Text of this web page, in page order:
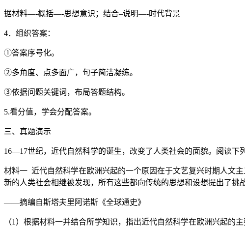
据材料—-概括—-思想意识；结合–说明—-时代背景
4．组织答案：
①答案序号化。
②多角度、点多面广，句子简洁凝练。
③依据问题关键词，布局答题结构。
5.看分值，学会分配答案。
三、真题演示
16—17世纪，近代自然科学的诞生，改变了人类社会的面貌。阅读下
材料一 近代自然科学在欧洲兴起的一个原因在于文艺复兴时期人文
新的人类社会相继被发现，所有这些都向传统的思想和设想提出了挑战
——摘编自斯塔夫里阿诺斯《全球通史》
（1）根据材料一并结合所学知识，指出近代自然科学在欧洲兴起的主